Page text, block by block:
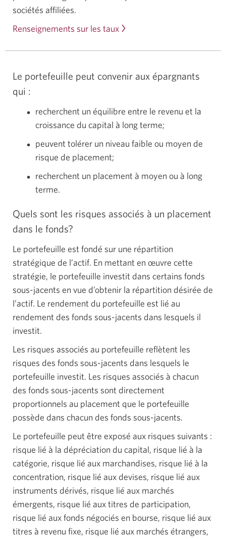
sociétés affiliées.
Renseignements sur les taux
Le portefeuille peut convenir aux épargnants
qui :
recherchent un équilibre entre le revenu et la
croissance du capital à long terme;
peuvent tolérer un niveau faible ou moyen de
risque de placement;
recherchent un placement à moyen ou à long
terme.
Quels sont les risques associés à un placement
dans le fonds?
Le portefeuille est fondé sur une répartition
stratégique de l’actif. En mettant en œuvre cette
stratégie, le portefeuille investit dans certains fonds
sous-jacents en vue d’obtenir la répartition désirée de
l’actif. Le rendement du portefeuille est lié au
rendement des fonds sous-jacents dans lesquels il
investit.
Les risques associés au portefeuille reflètent les
risques des fonds sous-jacents dans lesquels le
portefeuille investit. Les risques associés à chacun
des fonds sous-jacents sont directement
proportionnels au placement que le portefeuille
possède dans chacun des fonds sous-jacents.
Le portefeuille peut être exposé aux risques suivants :
risque lié à la dépréciation du capital, risque lié à la
catégorie, risque lié aux marchandises, risque lié à la
concentration, risque lié aux devises, risque lié aux
instruments dérivés, risque lié aux marchés
émergents, risque lié aux titres de participation,
risque lié aux fonds négociés en bourse, risque lié aux
titres à revenu fixe, risque lié aux marchés étrangers,